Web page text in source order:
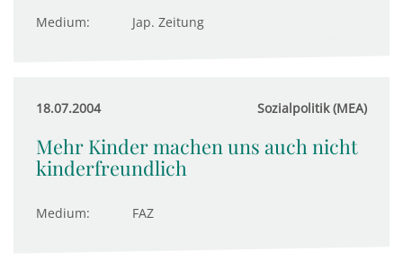
Medium: Jap. Zeitung
18.07.2004 Sozialpolitik (MEA)
Mehr Kinder machen uns auch nicht
kinderfreundlich
Medium: FAZ